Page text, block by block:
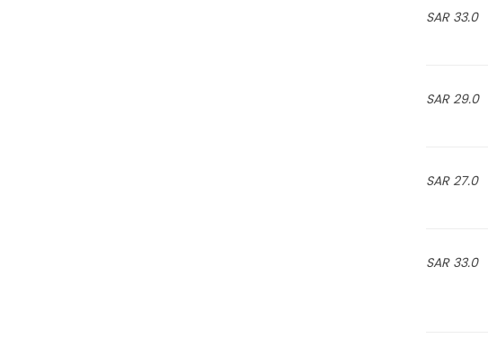
33.0 SAR
29.0 SAR
27.0 SAR
33.0 SAR